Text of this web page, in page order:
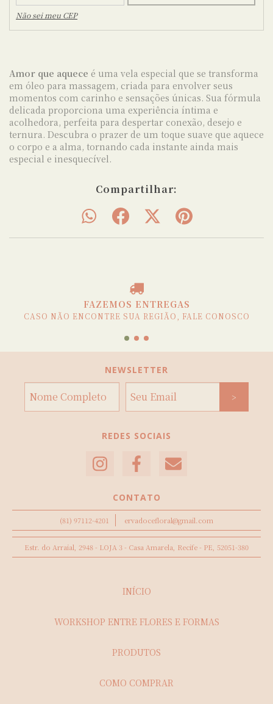
Não sei meu CEP
Amor que aquece é uma vela especial que se transforma
em óleo para massagem, criada para envolver seus
momentos com carinho e sensações únicas. Sua fórmula
delicada proporciona uma experiência íntima e
acolhedora, perfeita para despertar conexão, desejo e
ternura. Descubra o prazer de um toque suave que aquece
o corpo e a alma, tornando cada instante ainda mais
especial e inesquecível.
Compartilhar:
FAZEMOS ENTREGAS
CASO NÃO ENCONTRE SUA REGIÃO, FALE CONOSCO
NEWSLETTER
REDES SOCIAIS
CONTATO
(81) 97112-4201 ervadocefloral@gmail.com
Estr. do Arraial, 2948 - LOJA 3 - Casa Amarela, Recife - PE, 52051-380
INÍCIO
WORKSHOP ENTRE FLORES E FORMAS
PRODUTOS
COMO COMPRAR